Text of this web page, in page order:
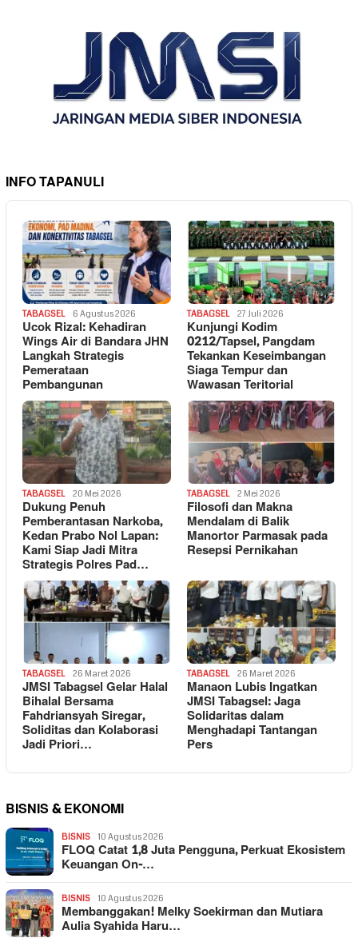
INFO TAPANULI
TABAGSEL 6 Agustus 2026
Ucok Rizal: Kehadiran
Wings Air di Bandara JHN
Langkah Strategis
Pemerataan
Pembangunan
TABAGSEL 27 Juli 2026
Kunjungi Kodim
0212/Tapsel, Pangdam
Tekankan Keseimbangan
Siaga Tempur dan
Wawasan Teritorial
TABAGSEL 20 Mei 2026
Dukung Penuh
Pemberantasan Narkoba,
Kedan Prabo Nol Lapan:
Kami Siap Jadi Mitra
Strategis Polres Pad…
TABAGSEL 2 Mei 2026
Filosofi dan Makna
Mendalam di Balik
Manortor Parmasak pada
Resepsi Pernikahan
TABAGSEL 26 Maret 2026
JMSI Tabagsel Gelar Halal
Bihalal Bersama
Fahdriansyah Siregar,
Soliditas dan Kolaborasi
Jadi Priori…
TABAGSEL 26 Maret 2026
Manaon Lubis Ingatkan
JMSI Tabagsel: Jaga
Solidaritas dalam
Menghadapi Tantangan
Pers
BISNIS & EKONOMI
BISNIS 10 Agustus 2026
FLOQ Catat 1,8 Juta Pengguna, Perkuat Ekosistem
Keuangan On-…
BISNIS 10 Agustus 2026
Membanggakan! Melky Soekirman dan Mutiara
Aulia Syahida Haru…